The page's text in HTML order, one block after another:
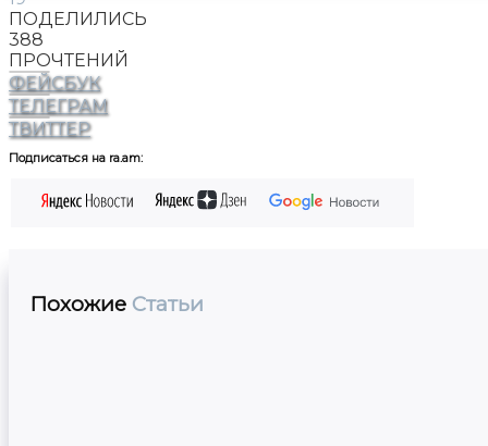
ПОДЕЛИЛИСЬ
388
ПРОЧТЕНИЙ
ФЕЙСБУК
ТЕЛЕГРАМ
ТВИТТЕР
Подписаться на ra.am:
Похожие Статьи